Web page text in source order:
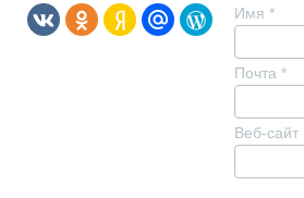
Имя *
Почта *
Веб-сайт